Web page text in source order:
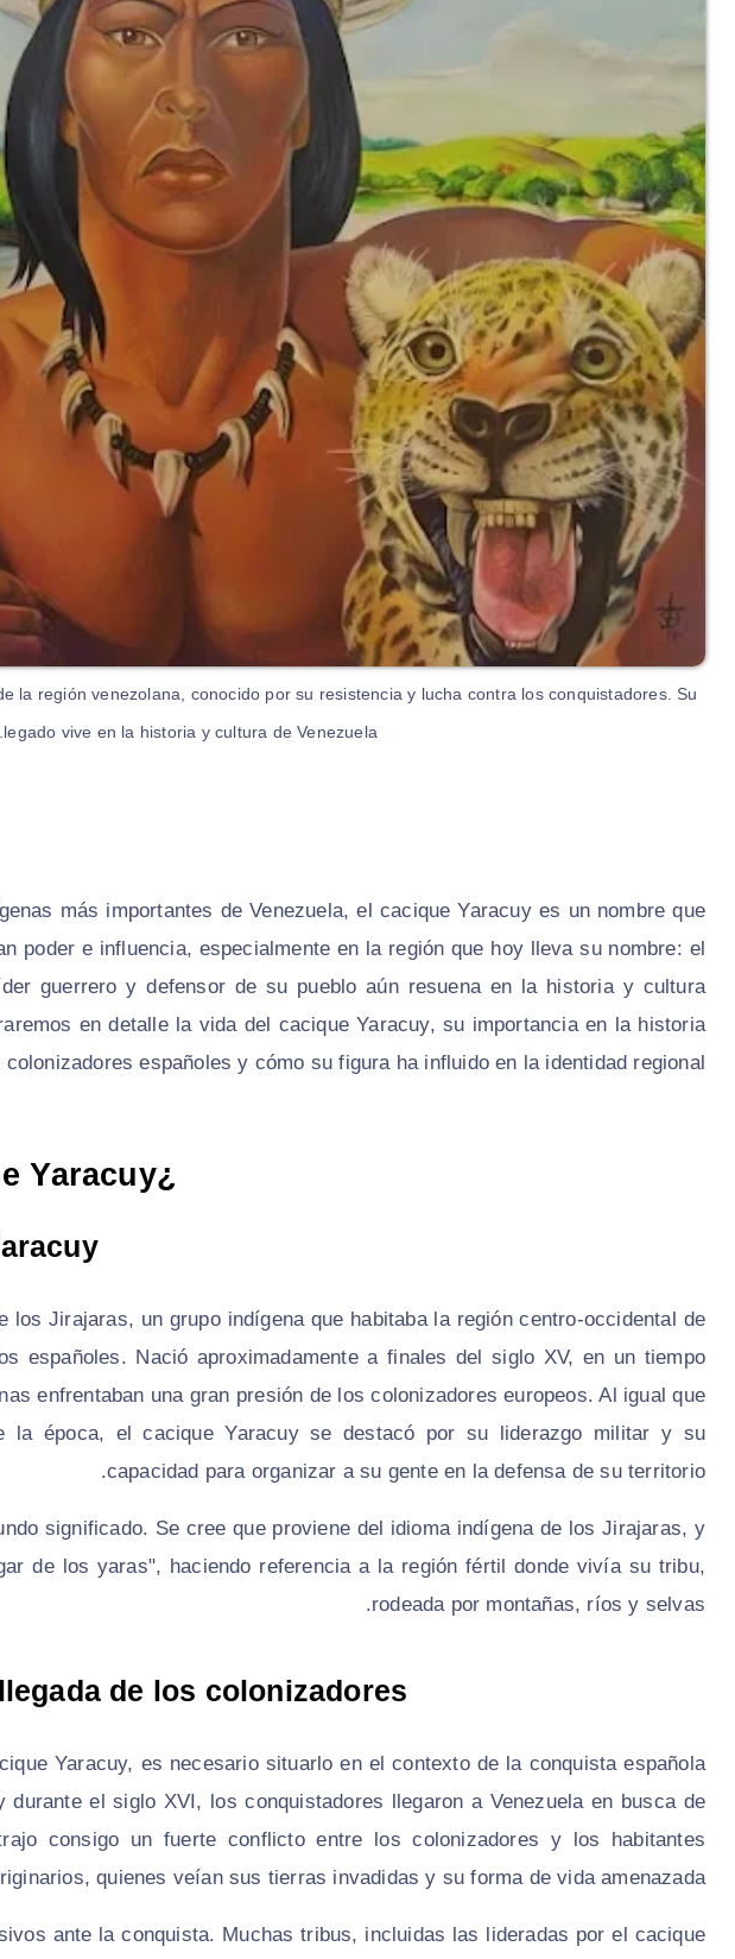
la región venezolana, conocido por su resistencia y lucha contra los conquistadores. Su
legado vive en la historia y cultura de Venezuela.
más importantes de Venezuela, el cacique Yaracuy es un nombre que
poder e influencia, especialmente en la región que hoy lleva su nombre: el
guerrero y defensor de su pueblo aún resuena en la historia y cultura
en detalle la vida del cacique Yaracuy, su importancia en la historia
españoles y cómo su figura ha influido en la identidad regional.
¿Quién fue el Cacique Yaracuy?
los Jirajaras, un grupo indígena que habitaba la región centro-occidental de
españoles. Nació aproximadamente a finales del siglo XV, en un tiempo
enfrentaban una gran presión de los colonizadores europeos. Al igual que
la época, el cacique Yaracuy se destacó por su liderazgo militar y su
capacidad para organizar a su gente en la defensa de su territorio.
significado. Se cree que proviene del idioma indígena de los Jirajaras, y
de los yaras", haciendo referencia a la región fértil donde vivía su tribu,
rodeada por montañas, ríos y selvas.
de los colonizadores
Yaracuy, es necesario situarlo en el contexto de la conquista española
el siglo XVI, los conquistadores llegaron a Venezuela en busca de
consigo un fuerte conflicto entre los colonizadores y los habitantes
quienes veían sus tierras invadidas y su forma de vida amenazada.
ante la conquista. Muchas tribus, incluidas las lideradas por el cacique